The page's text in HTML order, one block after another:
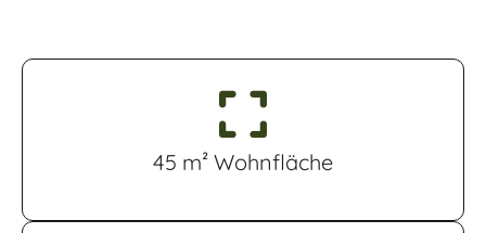
45 m² Wohnfläche